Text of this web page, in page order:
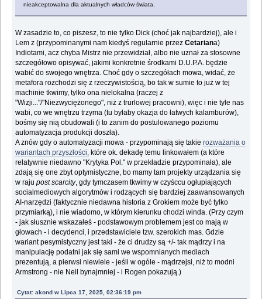
nieakceptowalna dla aktualnych władców świata.
W zasadzie to, co piszesz, to nie tylko Dick (choć jak najbardziej), ale i
Lem z (przypominanymi nam kiedyś regularnie przezCetariana)
Indiotami, acz chyba Mistrz nie przewidział, albo nie uznał za stosowne
szczegółowo opisywać, jakimi konkretnie środkami D.U.P.A. będzie
wabić do swojego wnętrza. Choć gdy o szczegółach mowa, widać, że
metafora rozchodzi się z rzeczywistością, bo tak w sumie to już w tej
machinie tkwimy, tylko ona nielokalna (raczej z
"Wizji..."/"Niezwyciężonego", niż z trurlowej pracowni), więc i nie tyle nas
wabi, co we wnętrzu trzyma (tu byłaby okazja do łatwych kalamburów),
bośmy się nią obudowali (i to zanim do postulowanego poziomu
automatyzacja produkcji doszła).
A znów gdy o automatyzacji mowa - przypominają się takierozważania o
wariantach przyszłości, które ok. dekadę temu linkowałem (a które
relatywnie niedawno "Krytyka Pol." w przekładzie przypominała), ale
zdają się one zbyt optymistyczne, bo mamy tam projekty urządzania się
w rajupost scarcity, gdy tymczasem tkwimy w czyśccu ogłupiających
socialmediowych algorytmów i rodzących się bardziej zaawansowanych
AI-narzędzi (faktycznie niedawna historia z Grokiem może być tylko
przymiarką), i nie wiadomo, w którym kierunku chodzi winda. (Przy czym
- jak słusznie wskazałeś - podstawowym problemem jest co mają w
głowach - i decydenci, i przedstawiciele tzw. szerokich mas. Gdzie
wariant pesymistyczny jest taki - że ci drudzy są +/- tak mądrzy i na
manipulację podatni jak się sami we wspomnianych mediach
prezentują, a pierwsi niewiele - jeśli w ogóle - mądrzejsi, niż to modni
Armstrong - nie Neil bynajmniej - i Rogen pokazują.)
Cytat: akond w Lipca 17, 2025, 02:36:19 pm